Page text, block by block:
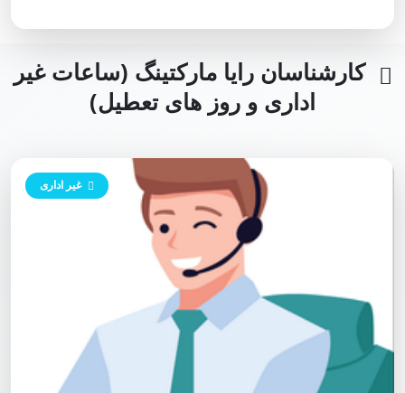
کارشناسان رایا مارکتینگ (ساعات غیر
اداری و روز های تعطیل)
غیر اداری